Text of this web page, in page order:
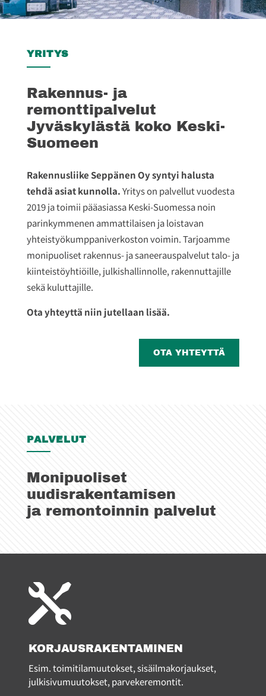
YRITYS
Rakennus- ja
remonttipalvelut
Jyväskylästä koko Keski-
Suomeen
Rakennusliike Seppänen Oy syntyi halusta
tehdä asiat kunnolla.Yritys on palvellut vuodesta
2019 ja toimii pääasiassa Keski-Suomessa noin
parinkymmenen ammattilaisen ja loistavan
yhteistyökumppaniverkoston voimin. Tarjoamme
monipuoliset rakennus- ja saneerauspalvelut talo- ja
kiinteistöyhtiöille, julkishallinnolle, rakennuttajille
sekä kuluttajille.
Ota yhteyttä niin jutellaan lisää.
OTA YHTEYTTÄ
PALVELUT
Monipuoliset
uudisrakentamisen
ja remontoinnin palvelut

KORJAUSRAKENTAMINEN
Esim. toimitilamuutokset, sisäilmakorjaukset,
julkisivumuutokset, parvekeremontit.